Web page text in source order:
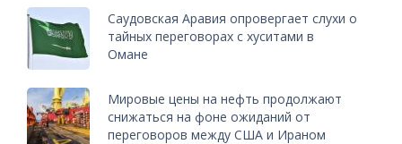
Саудовская Аравия опровергает слухи о
тайных переговорах с хуситами в
Омане
Мировые цены на нефть продолжают
снижаться на фоне ожиданий от
переговоров между США и Ираном